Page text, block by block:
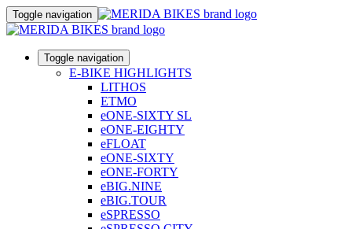
Toggle navigation
Toggle navigation
E-BIKE HIGHLIGHTS
LITHOS
ETMO
eONE-SIXTY SL
eONE-EIGHTY
eFLOAT
eONE-SIXTY
eONE-FORTY
eBIG.NINE
eBIG.TOUR
eSPRESSO